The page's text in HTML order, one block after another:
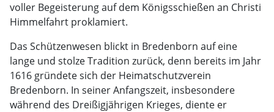
voller Begeisterung auf dem Königsschießen an Christi
Himmelfahrt proklamiert.
Das Schützenwesen blickt in Bredenborn auf eine
lange und stolze Tradition zurück, denn bereits im Jahr
1616 gründete sich der Heimatschutzverein
Bredenborn. In seiner Anfangszeit, insbesondere
während des Dreißigjährigen Krieges, diente er